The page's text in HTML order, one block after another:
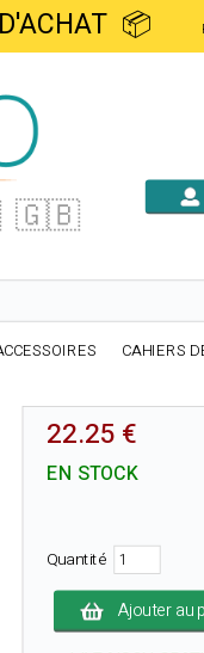
D'ACHAT 📦
🇬🇧
CAHIERS
22.25 €
EN STOCK
Quantité
Ajouter au